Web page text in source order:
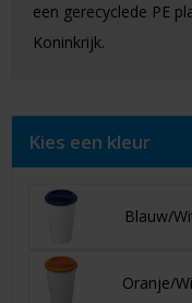
een gerecyclede PE
Koninkrijk.
Kies een kleur
Blauw/
Oranje/